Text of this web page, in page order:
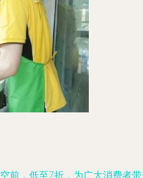
，低至7折，为广大消费者